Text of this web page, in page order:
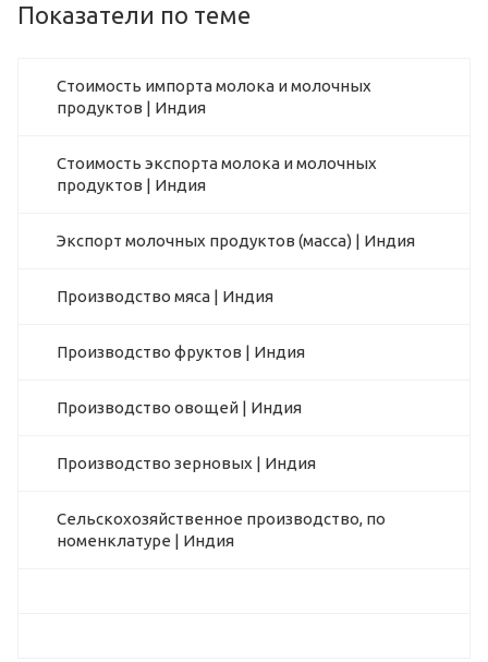
Показатели по теме
Стоимость импорта молока и молочных
продуктов | Индия
Стоимость экспорта молока и молочных
продуктов | Индия
Экспорт молочных продуктов (масса) | Индия
Производство мяса | Индия
Производство фруктов | Индия
Производство овощей | Индия
Производство зерновых | Индия
Сельскохозяйственное производство, по
номенклатуре | Индия